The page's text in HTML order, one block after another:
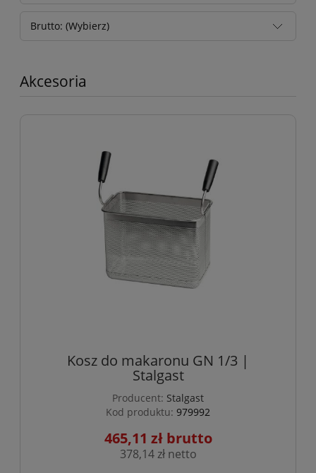
Brutto: (Wybierz)
Akcesoria
Kosz do makaronu GN 1/3 |
Stalgast
Producent: Stalgast
Kod produktu: 979992
465,11 zł
378,14 zł